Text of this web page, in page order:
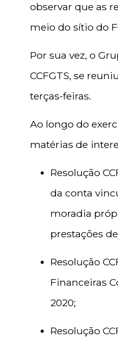
observar que as
meio do sítio do
Por sua vez, o
CCFGTS, se
terças-feiras.
Ao longo do
matérias de
Resolução
da conta
moradia
prestações
Resolução
Financeiras
2020;
Resolução